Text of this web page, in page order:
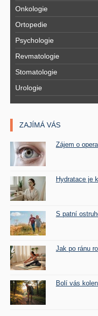
Onkologie
Ortopedie
Psychologie
Revmatologie
Stomatologie
Urologie
ZAJÍMÁ VÁS
Zájem o
Hydratace je
S patní
Jak po ránu
Bolí vás